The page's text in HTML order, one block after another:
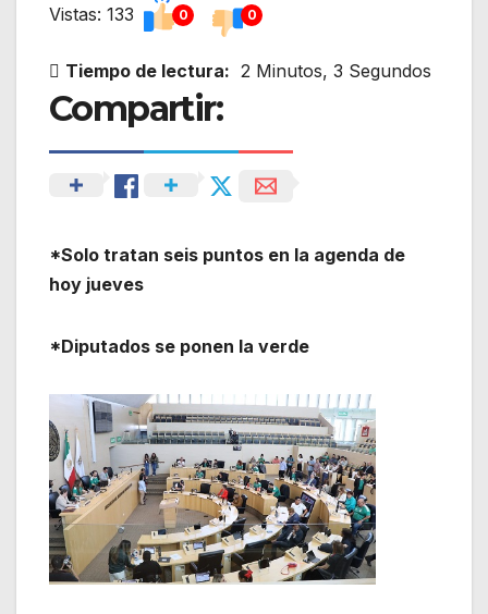
Vistas: 133 0 0
Tiempo de lectura: 2 Minutos, 3 Segundos
Compartir:
*Solo tratan seis puntos en la agenda de
hoy jueves
*Diputados se ponen la verde